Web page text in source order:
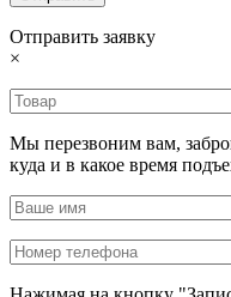
Отправить заявку
×
Мы перезвоним вам,
куда и в какое время